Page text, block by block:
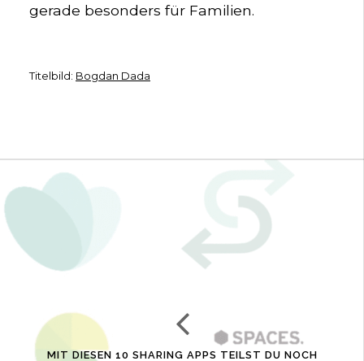
gerade besonders für Familien.
Titelbild: Bogdan Dada
MIT DIESEN 10 SHARING APPS TEILST DU NOCH